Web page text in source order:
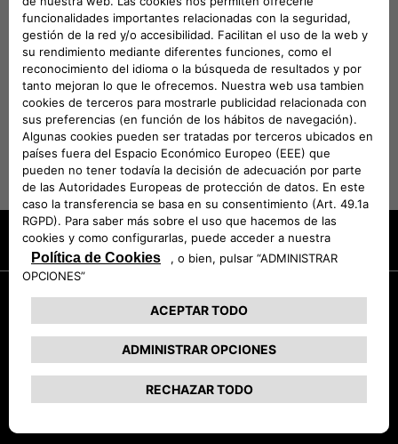
DESCARGAR CATÁLOGO
El precio de los Accesorios
presentados no incluye el coste de
montaje
Promociones
Solicita una prueba
Coches de entrega inmediata